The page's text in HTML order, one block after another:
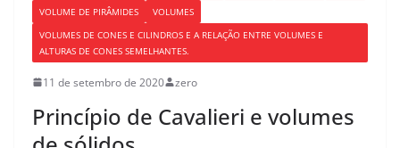
VOLUME DE PIRÂMIDES
VOLUMES
VOLUMES DE CONES E CILINDROS E A RELAÇÃO ENTRE VOLUMES E
ALTURAS DE CONES SEMELHANTES.
11 de setembro de 2020 zero
Princípio de Cavalieri e volumes